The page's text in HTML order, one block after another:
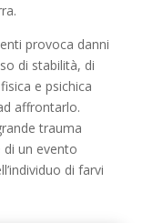
provoca danni
di stabilità, di
e psichica
affrontarlo.
trauma
di un evento
di farvi